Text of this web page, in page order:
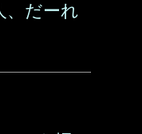
、だーれ